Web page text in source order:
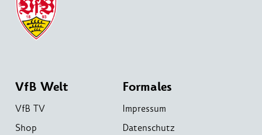
VfB Welt
VfB TV
Shop
Formales
Impressum
Datenschutz